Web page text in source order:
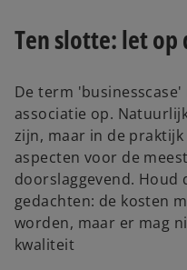
Ten slotte: let
De term
associatie op.
zijn, maar in de
aspecten voor de
doorslaggevend. Houd
gedachten: de kosten
worden, maar er mag
kwaliteit